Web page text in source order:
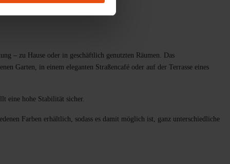
– zu Hause oder in geschäftlich genutzten Räumen. Das
Garten, in einem eleganten Straßencafé oder auf der Terrasse eines
eine hohe Stabilität sicher.
Farben erhältlich, sodass es damit möglich ist, ganz unterschiedliche